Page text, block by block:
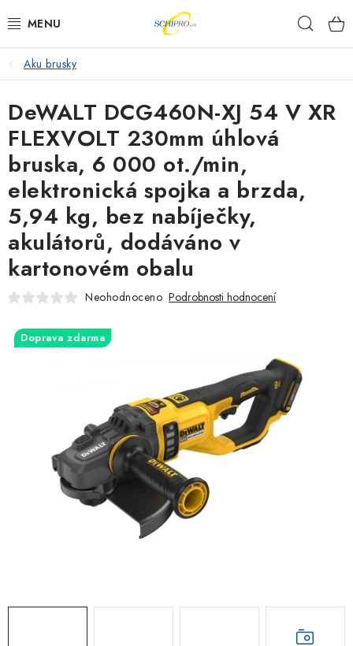
na
AKU NÁŘADÍ
ELEKTRICKÉ NÁŘADÍ
PŘÍSLUŠENSTVÍ
MĚŘÍCÍ TECHNIKA
RÁDIA
ZAHRADNÍ TECHNIKA
Obchodní podmínky
Podmínky ochrany osobních údajů
Reklamace
Kontakty
Moje objednávka / odstoupení od smlouvy
Online platby Comgate
Aku brusky
DeWALT DCG460N-XJ 54 V XR
FLEXVOLT 230mm úhlová
bruska, 6 000 ot./min,
elektronická spojka a brzda,
5,94 kg, bez nabíječky,
akulátorů, dodáváno v
kartonovém obalu
Neohodnoceno Podrobnosti hodnocení
Doprava zdarma